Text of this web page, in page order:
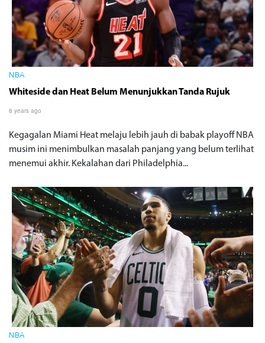
NBA
Whiteside dan Heat Belum Menunjukkan Tanda Rujuk
8 years ago
Kegagalan Miami Heat melaju lebih jauh di babak playoff NBA
musim ini menimbulkan masalah panjang yang belum terlihat
menemui akhir. Kekalahan dari Philadelphia...
NBA